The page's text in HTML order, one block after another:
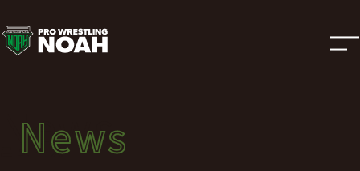
ニ
ュ
ー
ス
News
ニュース
News